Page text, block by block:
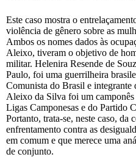
Este caso mostra o
violência de gênero sobre as
Ambos os nomes dados às
Aleixo, tiveram o objetivo de
militar. Helenira Resende de
Paulo, foi uma guerrilheira
Comunista do Brasil e
Aleixo da Silva foi um
Ligas Camponesas e do Partido
Portanto, trata-se, neste caso, da
enfrentamento contra as
em comum e que merece uma
de conjunto.